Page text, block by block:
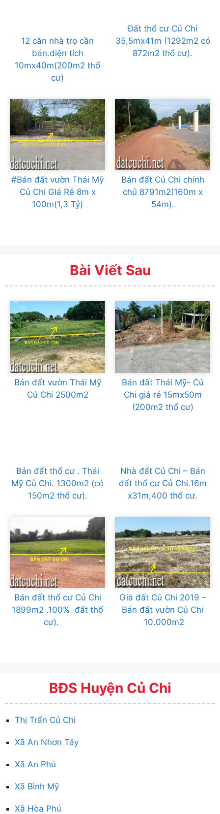
12 căn nhà trọ cần
bán.diện tích
10mx40m(200m2 thổ
cư)
Đất thổ cư Củ Chi
35,5mx41m (1292m2 có
872m2 thổ cư).
#Bán đất vườn Thái Mỹ
Củ Chi GIá Rẻ 8m x
100m(1,3 Tỷ)
Bán đất Củ Chi chính
chủ 8791m2(160m x
54m).
Bài Viết Sau
Bán đất vườn Thái Mỹ
Củ Chi 2500m2
Bán đất Thái Mỹ- Củ
Chi giá rẻ 15mx50m
(200m2 thổ cư)
Bán đất thổ cư . Thái
Mỹ Củ Chi. 1300m2 (có
150m2 thổ cư).
Nhà đất Củ Chi – Bán
đất thổ cư Củ Chi.16m
x31m,400 thổ cư.
Bán đất thổ cư Củ Chi
1899m2 .100% đất thổ
cư).
Giá đất Củ Chi 2019 –
Bán đất vườn Củ Chi
10.000m2
BĐS Huyện Củ Chi
Thị Trấn Củ Chi
Xã An Nhơn Tây
Xã An Phú
Xã Bình Mỹ
Xã Hòa Phú